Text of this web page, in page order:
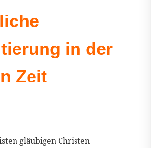
in der
Zeit
gläubigen Christen